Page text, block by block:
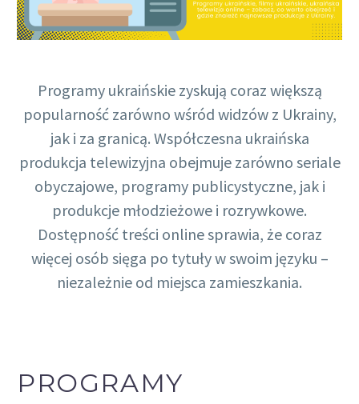
Programy ukraińskie zyskują coraz większą
popularność zarówno wśród widzów z Ukrainy,
jak i za granicą. Współczesna ukraińska
produkcja telewizyjna obejmuje zarówno seriale
obyczajowe, programy publicystyczne, jak i
produkcje młodzieżowe i rozrywkowe.
Dostępność treści online sprawia, że coraz
więcej osób sięga po tytuły w swoim języku –
niezależnie od miejsca zamieszkania.
PROGRAMY